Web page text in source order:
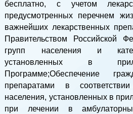
бесплатно, с учетом
предусмотренных перечнем
важнейших лекарственных
Правительством Российской
групп населения и
установленных в
Программе;Обеспечение
препаратами в
населения, установленных в
при лечении в